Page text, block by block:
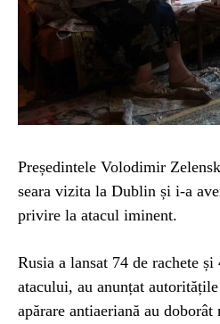
Președintele Volodimir
seara vizita la Dublin și i-a
privire la atacul iminent.
Rusia a lansat 74 de rachete
atacului, au anunțat
apărare antiaeriană au